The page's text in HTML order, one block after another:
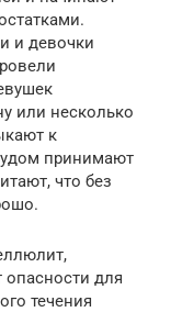
и девочки
или несколько
к
принимают
что без
для
течения